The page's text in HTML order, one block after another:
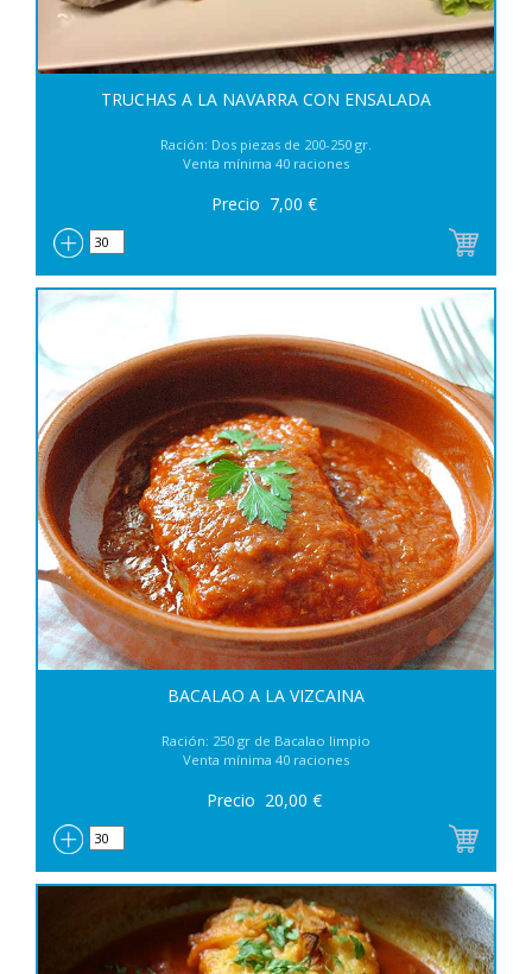
TRUCHAS A LA NAVARRA CON ENSALADA
Ración: Dos piezas de 200-250 gr.
Venta mínima 40 raciones
Precio 7,00 €
BACALAO A LA VIZCAINA
Ración: 250 gr de Bacalao limpio
Venta mínima 40 raciones
Precio 20,00 €